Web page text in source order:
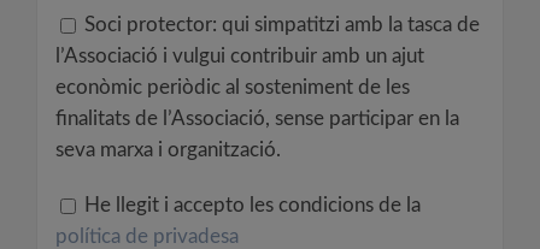
Soci protector: qui simpatitzi amb la tasca de
l’Associació i vulgui contribuir amb un ajut
econòmic periòdic al sosteniment de les
finalitats de l’Associació, sense participar en la
seva marxa i organització.
He llegit i accepto les condicions de la
política de privadesa